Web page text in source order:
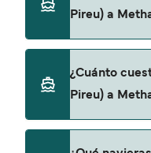
Pireu) a
Pireu) a Methana
horas. La
una temporada a
¿Cuánto
Pireu) a